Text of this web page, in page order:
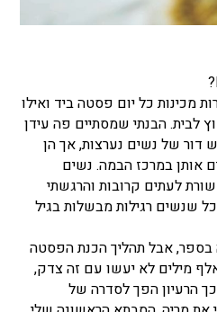
מכינות כל יום פסטה ביד ואילו
לבית. הבנתי שמסתיים פה עידן
דור של נשים נערצות, אך הן
אותן במרכז הבמה. נשים
לעתים קרובות והרגשתי
שנשים רגילות מבשלות בגיל
אבל תהליך הכנת הפסטה
מילים לא יעשו עם זה צדק,
הרעיון הפך לסדרה של